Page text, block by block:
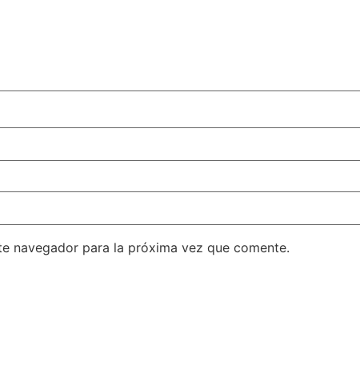
navegador para la próxima vez que comente.